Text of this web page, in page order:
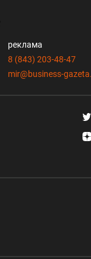
реклама
8 (843) 203-48-47
mir@business-